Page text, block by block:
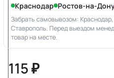
Краснодар Ростов-на-
Забрать самовывозом:
Ставрополь. Перед выездом
товар на месте.
115 ₽